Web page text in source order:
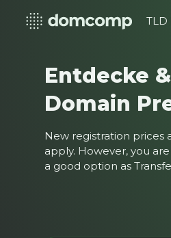
TLD
Entdecke
Domain
New registration prices
apply. However, you
a good option as